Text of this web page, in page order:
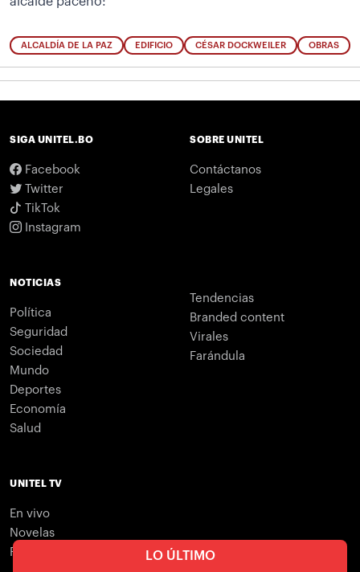
LO ÚLTIMO
ALCALDÍA DE LA PAZ EDIFICIO CÉSAR DOCKWEILER OBRAS
SIGA UNITEL.BO
Facebook
Twitter
TikTok
Instagram
SOBRE UNITEL
Contáctanos
Legales
NOTICIAS
Política
Seguridad
Sociedad
Mundo
Deportes
Economía
Salud
Tendencias
Branded content
Virales
Farándula
UNITEL TV
En vivo
Novelas
Programación